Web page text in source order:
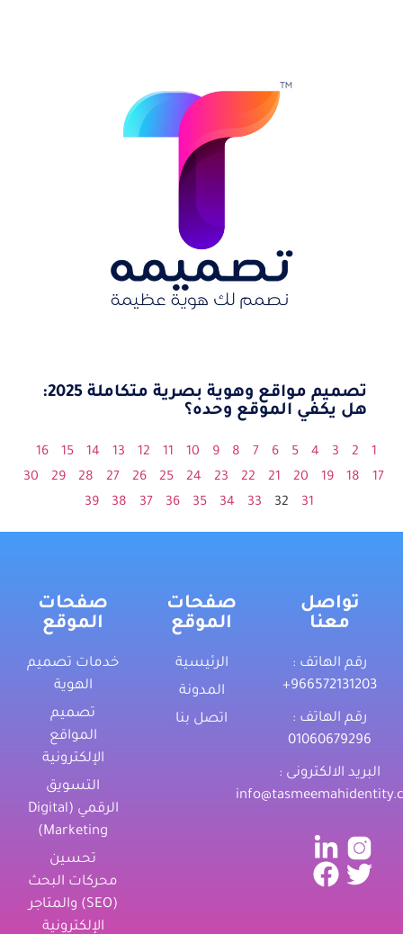
تصميم مواقع وهوية بصرية متكاملة 2025:
هل يكفي الموقع وحده؟
1
2
3
4
5
6
7
8
9
10
11
12
13
14
15
16
17
18
19
20
21
22
23
24
25
26
27
28
29
30
31
32
33
34
35
36
37
38
39
تواصل
معنا
رقم الهاتف :
‎+966572131203
رقم الهاتف :
01060679296
البريد الالكترونى :
صفحات
الموقع
الرئيسية
المدونة
اتصل بنا
صفحات
الموقع
خدمات تصميم
الهوية
تصميم
المواقع
الإلكترونية
التسويق
الرقمي (Digital
Marketing)
تحسين
محركات البحث
(SEO) والمتاجر
الإلكترونية